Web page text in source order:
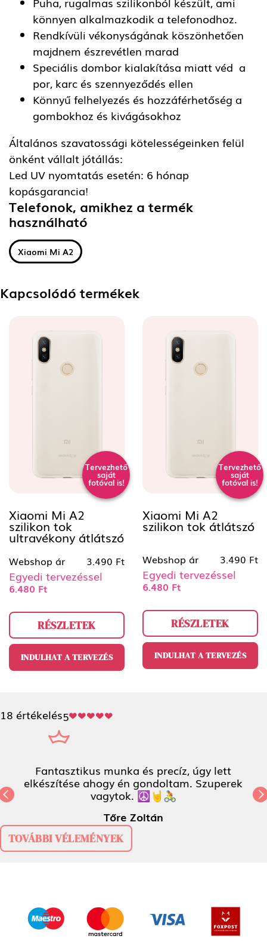
könnyen alkalmazkodik a telefonodhoz.
Rendkívüli vékonyságának köszönhetően
majdnem észrevétlen marad
Speciális dombor kialakítása miatt véd a
por, karc és szennyeződés ellen
Könnyű felhelyezés és hozzáférhetőség a
gombokhoz és kivágásokhoz
Általános szavatossági kötelességeinken felül
önként vállalt jótállás:
Led UV nyomtatás esetén: 6 hónap
kopásgarancia!
Telefonok, amikhez a termék
használható
Xiaomi Mi A2
Kapcsolódó termékek
Tervezhető
saját
fotóval is!
Xiaomi Mi A2
szilikon tok
ultravékony átlátszó
Webshop ár 3.490 Ft
Egyedi tervezéssel
6.480 Ft
RÉSZLETEK
INDULHAT A TERVEZÉS
Tervezhető
saját
fotóval is!
Xiaomi Mi A2
szilikon tok átlátszó
Webshop ár 3.490 Ft
Egyedi tervezéssel
6.480 Ft
RÉSZLETEK
INDULHAT A TERVEZÉS
18 értékelés5
és precíz, úgy lett
Szuperek
☮️🤘🚴
Villámgyorsan
képével, és a
meglepően
Previous
TOVÁBBI VÉLEMÉNYEK